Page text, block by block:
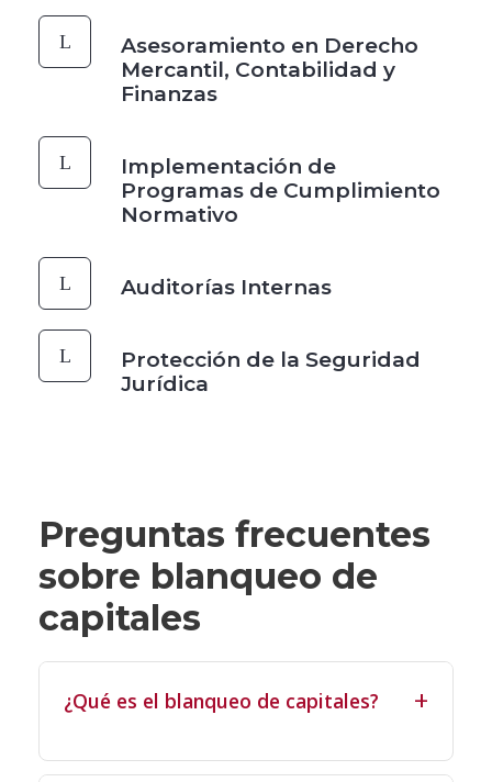
Asesoramiento en Derecho
Mercantil, Contabilidad y
Finanzas
Implementación de
Programas de Cumplimiento
Normativo
Auditorías Internas
Protección de la Seguridad
Jurídica
Preguntas frecuentes
sobre blanqueo de
capitales
¿Qué es el blanqueo de capitales?